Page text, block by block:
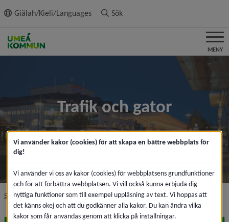
innehållet
Giälah/Kieli/Languages Sök
MENY
Trafik och gator
Startsida Trafik och gatornivå i brödsmulenavigeringen
Vi använder kakor (cookies) för att skapa en bättre webbplats för
dig!
Vi använder vi oss av kakor (cookies) för webbplatsens grundfunktioner
och för att förbättra webbplatsen. Vi vill också kunna erbjuda dig
nyttiga funktioner som till exempel uppläsning av text. Vi hoppas att
det känns okej och att du godkänner alla kakor. Du kan ändra vilka
kakor som får användas genom att klicka på inställningar.